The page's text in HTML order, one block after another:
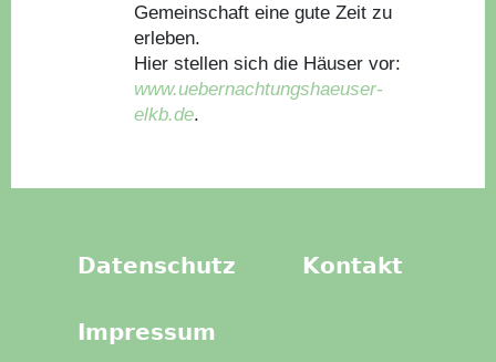
Gemeinschaft eine gute Zeit zu
erleben.
Hier stellen sich die Häuser vor:
www.uebernachtungshaeuser-
elkb.de.
Datenschutz Kontakt
Impressum